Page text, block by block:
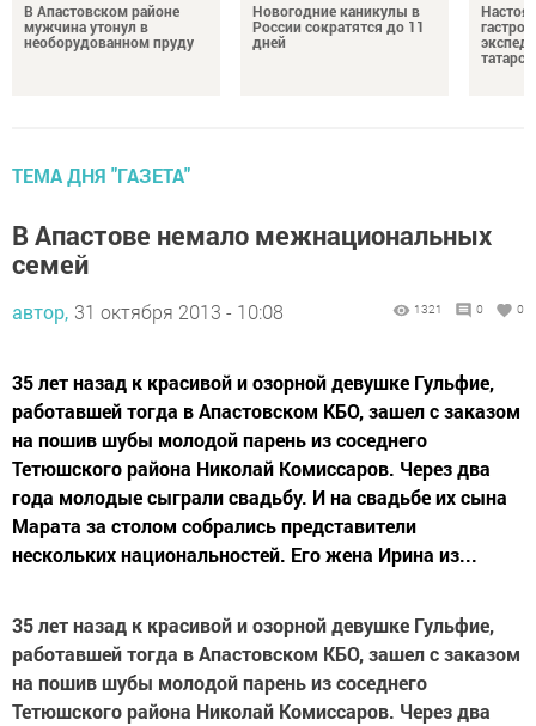
В Апастовском районе
мужчина утонул в
необорудованном пруду
Новогодние каникулы в
России сократятся до 11
дней
ТЕМА ДНЯ "ГАЗЕТА"
В Апастове немало межнациональных
семей
автор, 31 октября 2013 - 10:08 1321 0 0
35 лет назад к красивой и озорной девушке Гульфие,
работавшей тогда в Апастовском КБО, зашел с заказом
на пошив шубы молодой парень из соседнего
Тетюшского района Николай Комиссаров. Через два
года молодые сыграли свадьбу. И на свадьбе их сына
Марата за столом собрались представители
нескольких национальностей. Его жена Ирина из...
35 лет назад к красивой и озорной девушке Гульфие,
работавшей тогда в Апастовском КБО, зашел с заказом
на пошив шубы молодой парень из соседнего
Тетюшского района Николай Комиссаров. Через два